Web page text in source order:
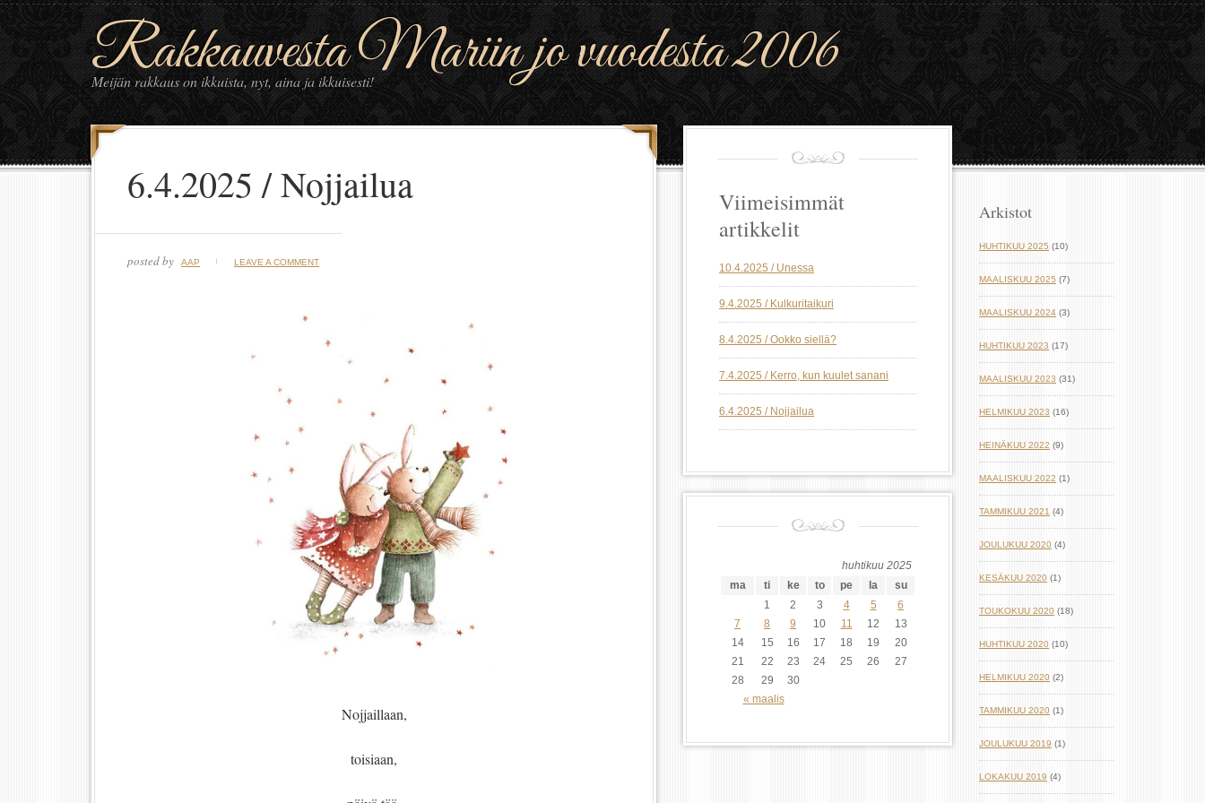
Rakkauvesta Mariin jo vuodesta 2006
Meijän rakkaus on ikkuista, nyt, aina ja ikkuisesti!
6.4.2025 / Nojjailua
posted by AAP LEAVE A COMMENT
Nojjaillaan,
toisiaan,
Viimeisimmät
artikkelit
10.4.2025 / Unessa
9.4.2025 / Kulkuritaikuri
8.4.2025 / Ookko siellä?
7.4.2025 / Kerro, kun kuulet sanani
6.4.2025 / Nojjailua
huhtikuu 2025
ma
ti ke to pe la su
« maalis
1 2 3 4 5
6
7
8 9 10 11 12
13
14
15 16 17 18 19
20
21
22 23 24 25 26
27
28
29 30
Arkistot
HUHTIKUU 2025 (10)
MAALISKUU 2025 (7)
MAALISKUU 2024 (3)
HUHTIKUU 2023 (17)
MAALISKUU 2023 (31)
HELMIKUU 2023 (16)
HEINÄKUU 2022 (9)
MAALISKUU 2022 (1)
TAMMIKUU 2021 (4)
JOULUKUU 2020 (4)
KESÄKUU 2020 (1)
TOUKOKUU 2020 (18)
HUHTIKUU 2020 (10)
HELMIKUU 2020 (2)
TAMMIKUU 2020 (1)
JOULUKUU 2019 (1)
LOKAKUU 2019 (4)